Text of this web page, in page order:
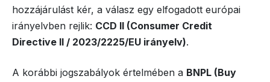
hozzájárulást kér, a válasz egy elfogadott európai
irányelvben rejlik: CCD II (Consumer Credit
Directive II / 2023/2225/EU irányelv).
A korábbi jogszabályok értelmében a BNPL (Buy